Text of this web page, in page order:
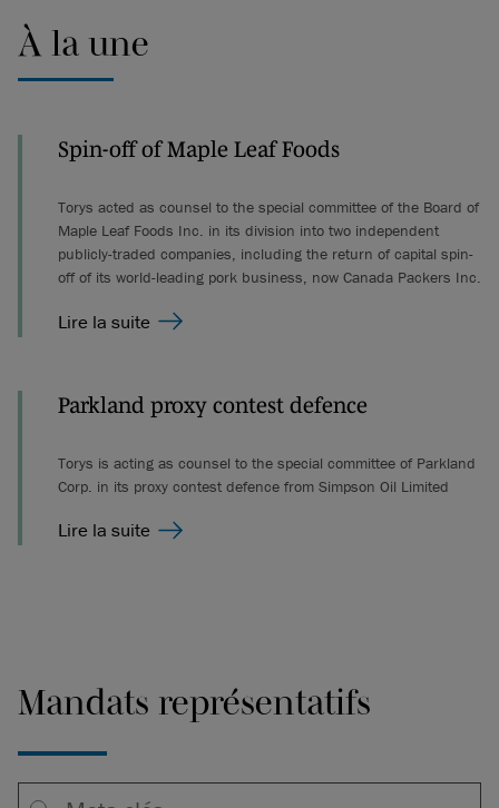
À la une
Spin-off of Maple Leaf Foods
Torys acted as counsel to the special committee of the Board of
Maple Leaf Foods Inc. in its division into two independent
publicly-traded companies, including the return of capital spin-
off of its world-leading pork business, now Canada Packers Inc.
Lire la suite
Parkland proxy contest defence
Torys is acting as counsel to the special committee of Parkland
Corp. in its proxy contest defence from Simpson Oil Limited
Lire la suite
Mandats représentatifs